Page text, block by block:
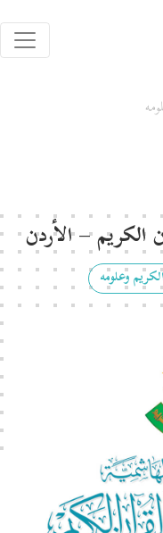
الكريم – الأردن
وعلومه